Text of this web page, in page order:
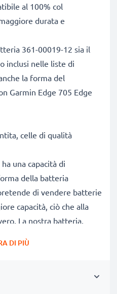
al 100% col
durata e
361-00019-12 sia il
inclusi nelle liste di
la forma del
Garmin Edge 705 Edge
celle di qualità
una capacità di
della batteria
di vendere batterie
capacità, ciò che alla
La nostra batteria,
forniscono
DI PIÙ